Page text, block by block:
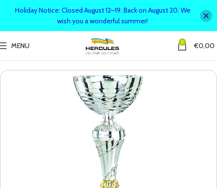
MENU 0 €0,00
Holiday Notice: Closed August 12–19. Back on August 20. We
wish you a wonderful summer!